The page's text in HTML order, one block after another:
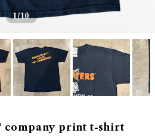
1/10
company print t-shirt